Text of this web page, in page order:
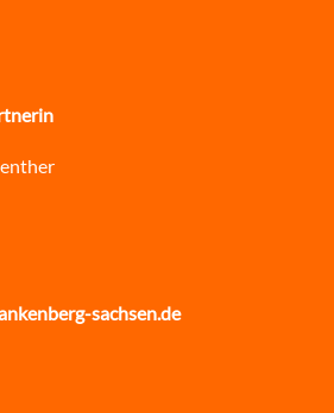
sachsen.de